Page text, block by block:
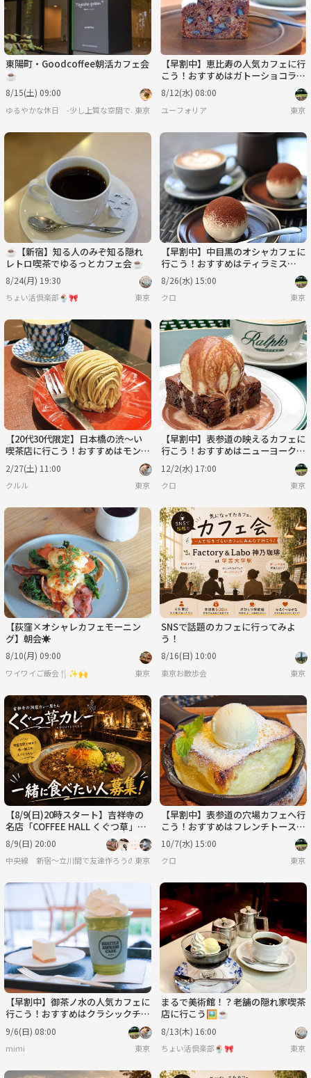
東陽町・Goodcoffee朝活カフェ会
☕️
8/15(土) 09:00
ゆるやかな休日 -少し上質な空間で、静かに楽しむ大人のカフェ時間-
東京
【早割中】恵比寿の人気カフェに行
こう！おすすめはガトーショコラで
す🌺🌺
8/12(水) 08:00
ユーフォリア 東京
☕【新宿】知る人のみぞ知る隠れ
レトロ喫茶でゆるっとカフェ会☕
8/24(月) 19:30
ちょい活倶楽部🍨🎀 東京
【早割中】中目黒のオシャカフェに
行こう！おすすめはティラミス🎀
🎀
8/26(水) 15:00
クロ 東京
【20代30代限定】日本橋の渋〜い
喫茶店に行こう！おすすめはモンブ
ランです🌺🌺🌺
2/27(土) 11:00
クルル 東京
【早割中】表参道の映えるカフェに
行こう！おすすめはニューヨークチ
ーズケーキです🦊🦊🦊
12/2(水) 17:00
クロ 東京
【荻窪×オシャレカフェモーニン
グ】朝会☀️
8/10(月) 09:00
ワイワイご飯会🍴✨🙌 東京
SNSで話題のカフェに行ってみよ
う！
8/16(日) 10:00
東京お散歩会 東京
【8/9(日)20時スタート】吉祥寺の
名店「COFFEE HALL くぐつ草」
で、一緒にカレーを食べませんか？
🍛
8/9(日) 20:00
中央線 新宿〜立川間で友達作ろうの会東京
【早割中】表参道の穴場カフェへ行
こう！おすすめはフレンチトースト
🌺🌺
10/7(水) 15:00
クロ 東京
【早割中】御茶ノ水の人気カフェに
行こう！おすすめはクラシックチョ
コレートケーキ🌸🌸🌸
9/6(日) 08:00
mimi 東京
まるで美術館！？老舗の隠れ家喫茶
店に行こう🖼☕️
8/13(木) 16:00
ちょい活倶楽部🍨🎀 東京